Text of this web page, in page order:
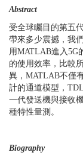
Abstract
受全球矚目的第五
帶來多少震撼，我
用MATLAB進入5G
的使用效率，比較
異， MATLAB不僅
計的通道模型， TDL
一代發送機與接收
種特性量測。
Biography